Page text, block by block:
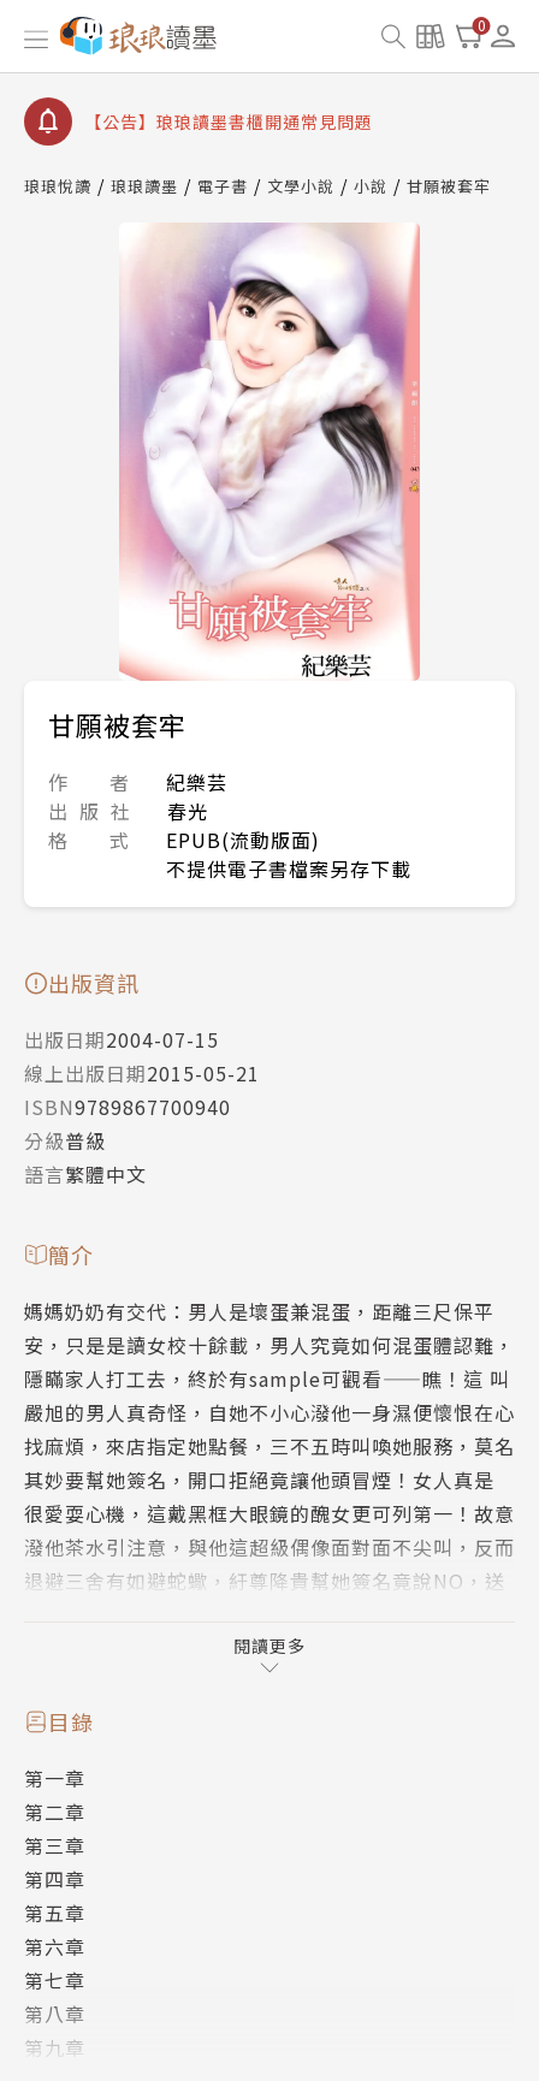
0
【公告】因 Readmoo 讀墨系統維護中，本站同步暫
停部分閱讀服務
【公告】琅琅讀墨數位閱讀資產合併與書櫃開通申請
【公告】琅琅讀墨書櫃開通常見問題
請圖文教學
【公告】因 Readmoo 讀墨系統維護中，本站同步暫
停部分閱讀服務
琅琅悅讀 琅琅讀墨 電子書 文學小說 小說 甘願被套牢
甘願被套牢
作 者
紀樂芸
出 版 社
春光
格 式
EPUB(流動版面)
不提供電子書檔案另存下載
出版資訊
出版日期2004-07-15
線上出版日期2015-05-21
ISBN9789867700940
分級普級
語言繁體中文
簡介
媽媽奶奶有交代：男人是壞蛋兼混蛋，距離三尺保平
安，只是是讀女校十餘載，男人究竟如何混蛋體認難，
隱瞞家人打工去，終於有sample可觀看——瞧！這 叫
嚴旭的男人真奇怪，自她不小心潑他一身濕便懷恨在心
找麻煩，來店指定她點餐，三不五時叫喚她服務，莫名
其妙要幫她簽名，開口拒絕竟讓他頭冒煙！女人真是
很愛耍心機，這戴黑框大眼鏡的醜女更可列第一！故意
潑他茶水引注意，與他這超級偶像面對面不尖叫，反而
退避三舍有如避蛇蠍，紆尊降貴幫她簽名竟說NO，送
玩太久，搞得心癢癢意慌慌，得速速解決重振浪子聲
閱讀更多
目錄
第一章
第二章
第三章
第四章
第五章
第六章
第七章
第八章
第九章